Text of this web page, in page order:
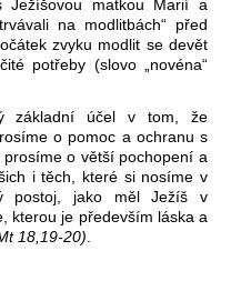
Ježíšovou matkou Marií a
na modlitbách“ před
zvyku modlit se devět
potřeby (slovo „novéna“
základní účel v tom, že
o pomoc a ochranu s
o větší pochopení a
i těch, které si nosíme v
postoj, jako měl Ježíš v
kterou je především láska a
18,19-20)